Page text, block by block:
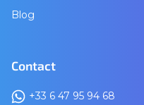
Blog
Contact
+33 6 47 95 94 68